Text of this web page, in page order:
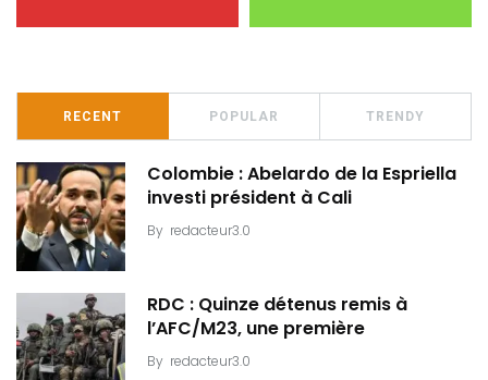
RECENT POPULAR TRENDY
Colombie : Abelardo de la Espriella
investi président à Cali
By redacteur3.0
RDC : Quinze détenus remis à
l’AFC/M23, une première
By redacteur3.0